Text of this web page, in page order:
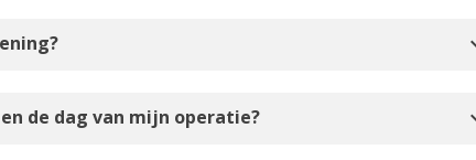
de dag van mijn operatie?